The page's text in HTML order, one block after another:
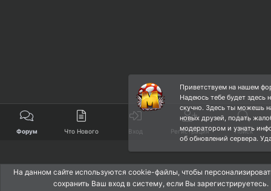
Форум Что Нового Вход Регистрация Поиск
Приветствуем на нашем
Надеюсь тебе будет здесь
скучно. Здесь ты можешь
новых друзей, подать
модератором и узнать
об обновлений сервера.
На данном сайте используются cookie-файлы, чтобы
сохранить Ваш вход в систему, если Вы зарегистрируетесь.